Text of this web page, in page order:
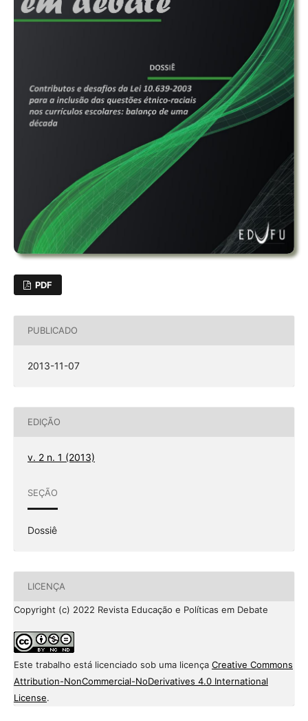
PDF
PUBLICADO
2013-11-07
EDIÇÃO
v. 2 n. 1 (2013)
SEÇÃO
Dossiê
LICENÇA
Copyright (c) 2022 Revista Educação e Políticas em Debate
Este trabalho está licenciado sob uma licença Creative Commons
Attribution-NonCommercial-NoDerivatives 4.0 International
License.